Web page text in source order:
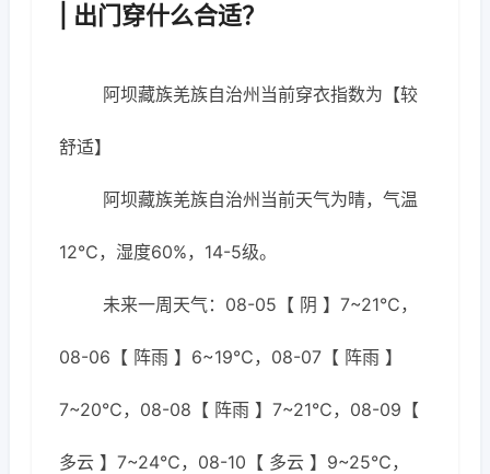
| 出门穿什么合适？
阿坝藏族羌族自治州当前穿衣指数为【较
舒适】
阿坝藏族羌族自治州当前天气为晴，气温
12℃，湿度60%，14-5级。
未来一周天气：08-05【 阴 】7~21℃，
08-06【 阵雨 】6~19℃，08-07【 阵雨 】
7~20℃，08-08【 阵雨 】7~21℃，08-09【
多云 】7~24℃，08-10【 多云 】9~25℃，